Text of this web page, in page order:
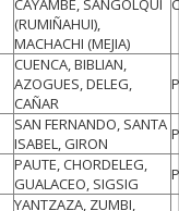
CAYAMBE, SANGOLQUI
(RUMIÑAHUI),
MACHACHI (MEJIA)
CUENCA, BIBLIAN,
AZOGUES, DELEG,
CAÑAR
SAN FERNANDO, SANTA
ISABEL, GIRON
PAUTE, CHORDELEG,
GUALACEO, SIGSIG
YANTZAZA, ZUMBI,